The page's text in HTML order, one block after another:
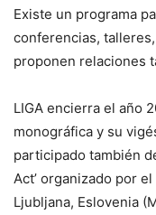
Existe un programa
conferencias,
proponen relaciones
LIGA encierra el año
monográfica y su
participado también
Act’ organizado por
Ljubljana, Eslovenia